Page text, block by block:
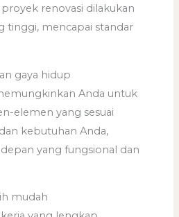
renovasi dilakukan
tinggi, mencapai standar
gaya hidup
Anda untuk
elemen yang sesuai
kebutuhan Anda,
yang fungsional dan
mudah